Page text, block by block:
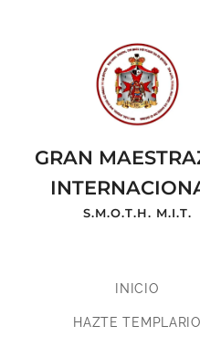
GRAN
TEMPLARIO
S.M.O.T.H. M.I.T.
INICIO
HAZTE TEMPLARIO